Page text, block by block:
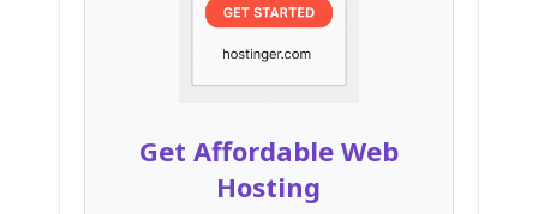
Get Affordable Web
Hosting